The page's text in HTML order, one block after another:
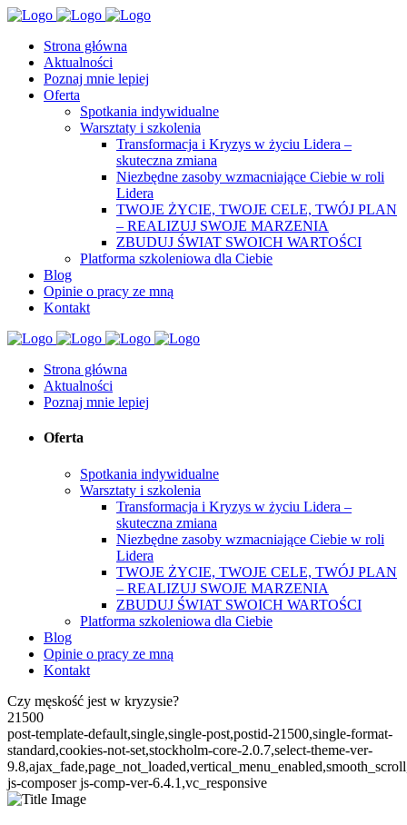
Strona główna
Aktualności
Poznaj mnie lepiej
Oferta
Spotkania indywidualne
Warsztaty i szkolenia
Transformacja i Kryzys w życiu Lidera –
skuteczna zmiana
Niezbędne zasoby wzmacniające Ciebie w roli
Lidera
TWOJE ŻYCIE, TWOJE CELE, TWÓJ PLAN
– REALIZUJ SWOJE MARZENIA
ZBUDUJ ŚWIAT SWOICH WARTOŚCI
Platforma szkoleniowa dla Ciebie
Blog
Opinie o pracy ze mną
Kontakt
Strona główna
Aktualności
Poznaj mnie lepiej
Oferta
Spotkania indywidualne
Warsztaty i szkolenia
Transformacja i Kryzys w życiu Lidera –
skuteczna zmiana
Niezbędne zasoby wzmacniające Ciebie w roli
Lidera
TWOJE ŻYCIE, TWOJE CELE, TWÓJ PLAN
– REALIZUJ SWOJE MARZENIA
ZBUDUJ ŚWIAT SWOICH WARTOŚCI
Platforma szkoleniowa dla Ciebie
Blog
Opinie o pracy ze mną
Kontakt
Czy męskość jest w kryzysie?
21500
post-template-default,single,single-post,postid-21500,single-format-
standard,cookies-not-set,stockholm-core-2.0.7,select-theme-ver-
js-composer js-comp-ver-6.4.1,vc_responsive